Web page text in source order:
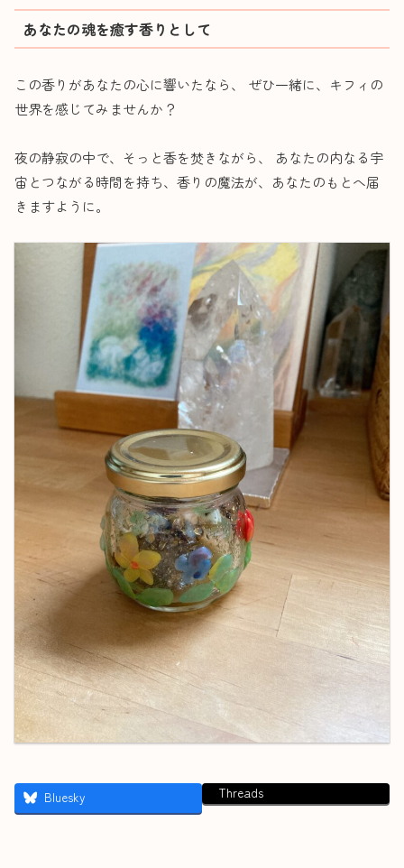
あなたの魂を癒す香りとして
この香りがあなたの心に響いたなら、 ぜひ一緒に、キフィの
世界を感じてみませんか？
夜の静寂の中で、そっと香を焚きながら、 あなたの内なる宇
宙とつながる時間を持ち、香りの魔法が、あなたのもとへ届
きますように。
Bluesky Threads